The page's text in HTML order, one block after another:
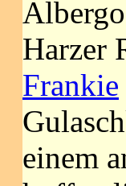
Harzer
Frankie
einem